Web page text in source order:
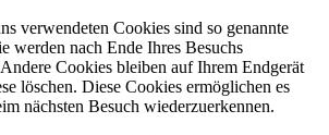
verwendeten Cookies sind so genannte
werden nach Ende Ihres Besuchs
Cookies bleiben auf Ihrem Endgerät
löschen. Diese Cookies ermöglichen es
nächsten Besuch wiederzuerkennen.